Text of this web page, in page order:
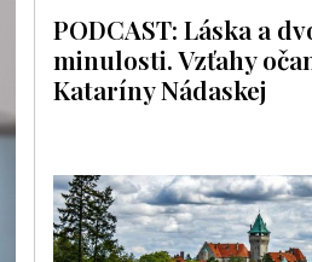
PODCAST: Láska a
minulosti. Vzťahy
Kataríny Nádaskej